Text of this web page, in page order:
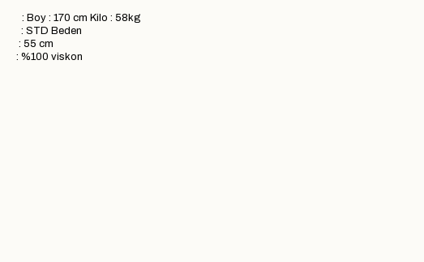
: Boy : 170 cm Kilo : 58kg
: STD Beden
: 55 cm
: %100 viskon